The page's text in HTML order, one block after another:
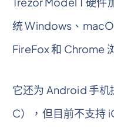
统 Windows、
FireFox 和 Chrome
它还为 Android 手机
C），但目前不支持